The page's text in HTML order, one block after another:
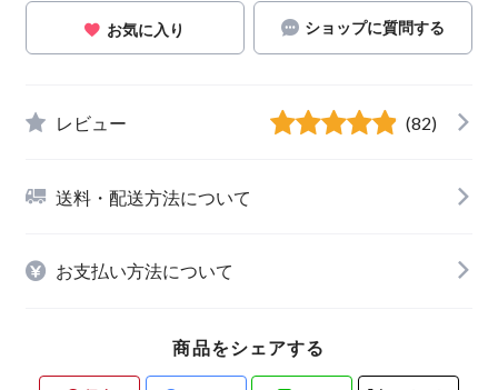
お気に入り ショップに質問する
レビュー (82)
送料・配送方法について
お支払い方法について
商品をシェアする